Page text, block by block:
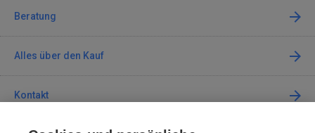
Beratung
Alles über den Kauf
Kontakt